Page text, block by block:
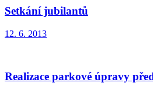
Setkání jubilantů
12. 6. 2013
Realizace parkové úpravy